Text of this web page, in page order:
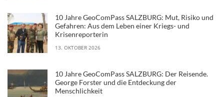
10 Jahre GeoComPass SALZBURG: Mut, Risiko und
Gefahren: Aus dem Leben einer Kriegs- und
Krisenreporterin
13. OKTOBER 2026
10 Jahre GeoComPass SALZBURG: Der Reisende.
George Forster und die Entdeckung der
Menschlichkeit